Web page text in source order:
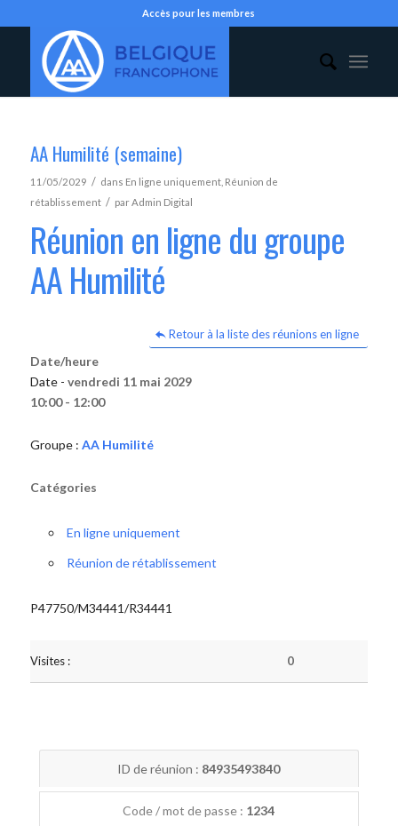
Accès pour les membres
AA Humilité (semaine)
11/05/2029 / dans En ligne uniquement, Réunion de
rétablissement / parAdmin Digital
Réunion en ligne du groupe
AA Humilité
Retour à la liste des réunions en ligne
Date/heure
Date - vendredi 11 mai 2029
10:00 - 12:00
Groupe : AA Humilité
Catégories
En ligne uniquement
Réunion de rétablissement
P47750/M34441/R34441
Visites : 0
ID de réunion : 84935493840
Code / mot de passe : 1234